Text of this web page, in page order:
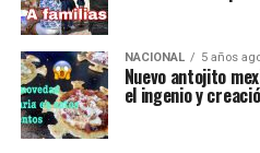
NACIONAL 5 años
Nuevo antojito
el ingenio y